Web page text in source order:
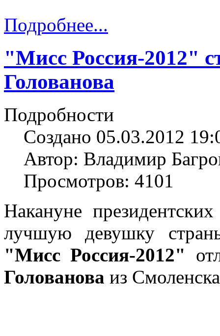
Подробнее...
"Мисс Россия-2012"
Голованова
Подробности
Создано 05.03.2012
Автор: Владимир
Просмотров: 4101
Накануне
лучшую девушку
"Мисс Россия-2012"
Голованова из